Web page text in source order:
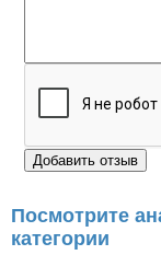
Посмотрите
категории